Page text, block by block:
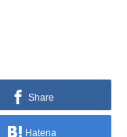
Share
Hatena